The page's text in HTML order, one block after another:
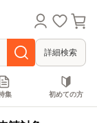
詳細検索
集 初めての方